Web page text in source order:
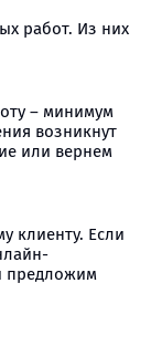
работ. Из них
– минимум
возникнут
или вернем
клиенту. Если
предложим